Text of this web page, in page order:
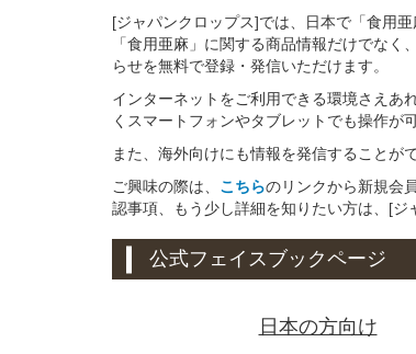
[ジャパンクロップス]では、日本で「食用
「食用亜麻」に関する商品情報だけでな
らせを無料で登録・発信いただけます。
インターネットをご利用できる環境さえあ
くスマートフォンやタブレットでも操作が
また、海外向けにも情報を発信することが
ご興味の際は、 こちらのリンクから新規会
認事項、もう少し詳細を知りたい方は、[ジ
公式フェイスブックページ
日本の方向け